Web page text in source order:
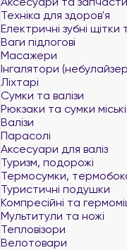
Техніка для здоров'я
Електричні зубні щітки
Ваги підлогові
Масажери
Інгалятори
Ліхтарі
Сумки та валізи
Рюкзаки та сумки міські
Валізи
Парасолі
Аксесуари для валіз
Туризм, подорожі
Термосумки,
Туристичні подушки
Компресійні та
Мультитули та ножі
Тепловізори
Велотовари